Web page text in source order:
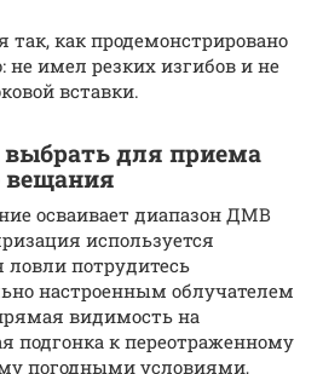
так, как продемонстрировано
не имел резких изгибов и не
вставки.
для приема
вещания
осваивает диапазон ДМВ
используется
ловли потрудитесь
настроенным облучателем
видимость на
подгонка к переотраженному
погодными условиями,